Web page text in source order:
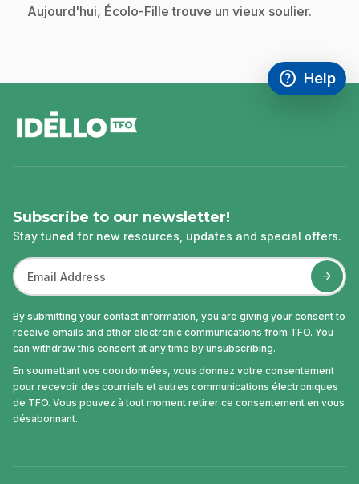
.Aujourd'hui, Écolo-Fille trouve un vieux soulier.
help
Access
Help
,This link
Subscribe to our newsletter!
Stay tuned for new resources, updates and special offers.
By submitting your contact information, you are giving your consent to
receive emails and other electronic communications from TFO. You
can withdraw this consent at any time by unsubscribing.
En soumettant vos coordonnées, vous donnez votre consentement
pour recevoir des courriels et autres communications électroniques
de TFO. Vous pouvez à tout moment retirer ce consentement en vous
désabonnant.